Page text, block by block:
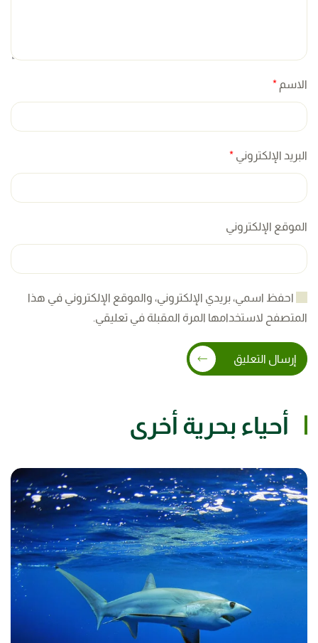
الاسم *
البريد الإلكتروني *
الموقع الإلكتروني
احفظ اسمي، بريدي الإلكتروني، والموقع الإلكتروني في هذا
المتصفح لاستخدامها المرة المقبلة في تعليقي.
إرسال التعليق
أحياء بحرية أخرى